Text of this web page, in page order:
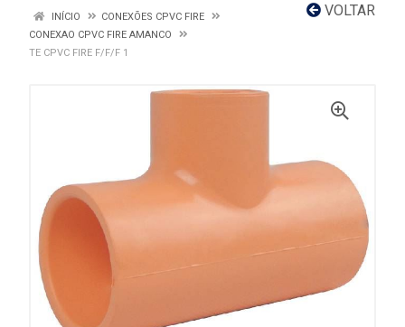
VOLTAR
INÍCIO
CONEXÕES CPVC FIRE
CONEXAO CPVC FIRE AMANCO
TE CPVC FIRE F/F/F 1